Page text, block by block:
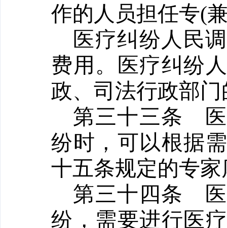
作的人员担任专(
医疗纠纷人民
费用。医疗纠纷
政、司法行政部
第三十三条
纷时，可以根据
十五条规定的专
第三十四条
纷，需要进行医